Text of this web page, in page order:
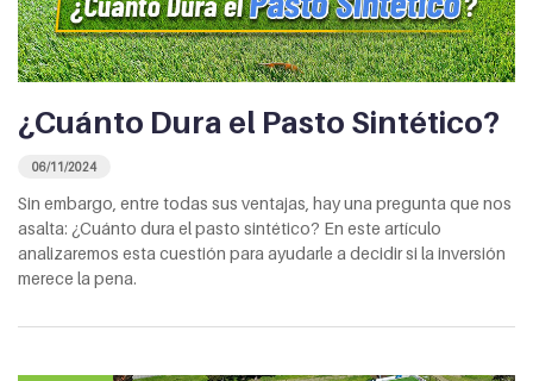
¿Cuánto Dura el Pasto Sintético?
06/11/2024
Sin embargo, entre todas sus ventajas, hay una pregunta que nos
asalta: ¿Cuánto dura el pasto sintético? En este artículo
analizaremos esta cuestión para ayudarle a decidir si la inversión
merece la pena.